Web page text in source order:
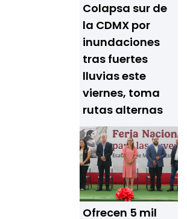
Colapsa sur de
la CDMX por
inundaciones
tras fuertes
lluvias este
viernes, toma
rutas alternas
Ofrecen 5 mil